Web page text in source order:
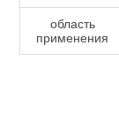
область
применения